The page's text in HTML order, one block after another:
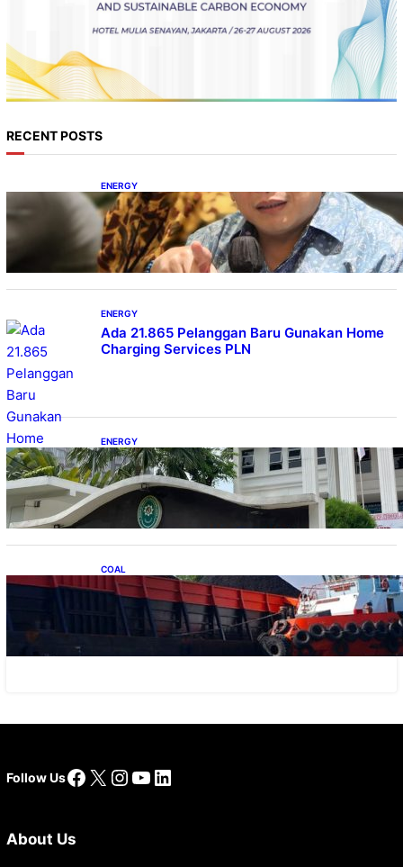
RECENT POSTS
ENERGY
IESR: Kepemimpinan Terpadu jadi Kunci
Percepatan PLTS 100 GW
ENERGY
Ada 21.865 Pelanggan Baru Gunakan Home
Charging Services PLN
ENERGY
Koalisi Bersihkan Indonesia Ajukan Banding
atas Putusan Gugatan RUPTL
COAL
Lelang Batubara Sitaan, Negara Dapat Lebih
dari Rp 20 Miliar
Follow UsFacebook
X Instagram
YouTube
LinkedIn
About Us